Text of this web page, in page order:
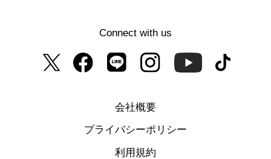
Connect with us
会社概要
プライバシーポリシー
利用規約